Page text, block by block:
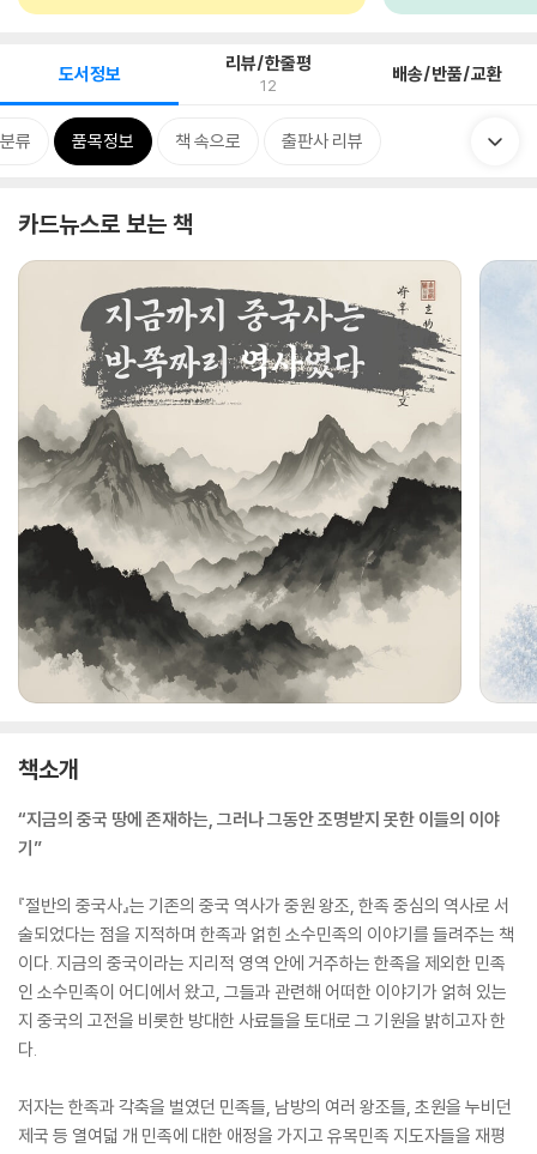
도서정보 리뷰/한줄평
12 배송/반품/교환
류 품목정보 책 속으로 출판사 리뷰
카드뉴스로 보는 책
책소개
“지금의 중국 땅에 존재하는, 그러나 그동안 조명받지 못한 이들의 이야
기”
『절반의 중국사』는 기존의 중국 역사가 중원 왕조, 한족 중심의 역사로 서
술되었다는 점을 지적하며 한족과 얽힌 소수민족의 이야기를 들려주는 책
이다. 지금의 중국이라는 지리적 영역 안에 거주하는 한족을 제외한 민족
인 소수민족이 어디에서 왔고, 그들과 관련해 어떠한 이야기가 얽혀 있는
지 중국의 고전을 비롯한 방대한 사료들을 토대로 그 기원을 밝히고자 한
다.
저자는 한족과 각축을 벌였던 민족들, 남방의 여러 왕조들, 초원을 누비던
제국 등 열여덟 개 민족에 대한 애정을 가지고 유목민족 지도자들을 재평